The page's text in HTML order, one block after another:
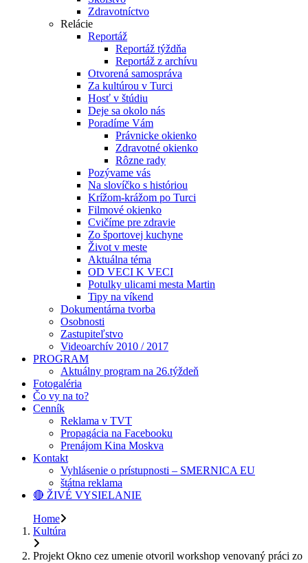
Zdravotníctvo
Relácie
Reportáž
Reportáž týždňa
Reportáž z archívu
Otvorená samospráva
Za kultúrou v Turci
Hosť v štúdiu
Deje sa okolo nás
Poradíme Vám
Právnicke okienko
Zdravotné okienko
Rôzne rady
Pozývame vás
Na slovíčko s históriou
Krížom-krážom po Turci
Filmové okienko
Cvičíme pre zdravie
Zo športovej kuchyne
Život v meste
Aktuálna téma
OD VECI K VECI
Potulky ulicami mesta Martin
Tipy na víkend
Dokumentárna tvorba
Osobnosti
Zastupiteľstvo
Videoarchív 2010 / 2017
PROGRAM
Aktuálny program na 26.týždeň
Fotogaléria
Čo vy na to?
Cenník
Reklama v TVT
Propagácia na Facebooku
Prenájom Kina Moskva
Kontakt
Vyhlásenie o prístupnosti – SMERNICA EU
štátna reklama
🔴 ŽIVÉ VYSIELANIE
Home
Kultúra
Projekt Okno cez umenie otvoril workshop venovaný práci zo